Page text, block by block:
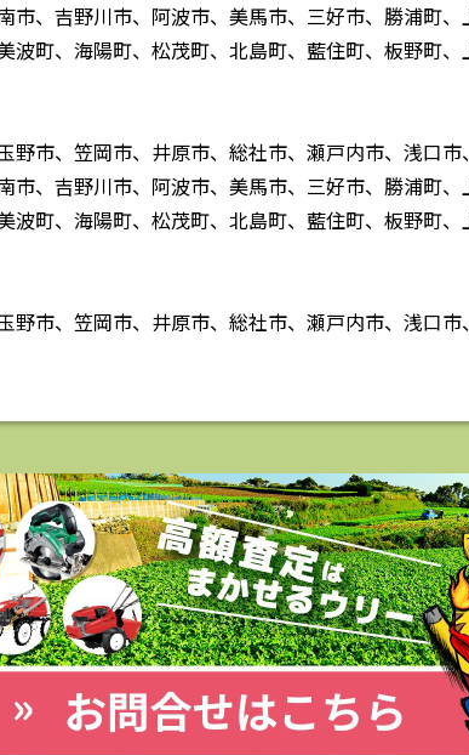
市、吉野川市、阿波市、美馬市、三好市、勝浦町
波町、海陽町、松茂町、北島町、藍住町、板野町
野市、笠岡市、井原市、総社市、瀬戸内市、浅口市
市、吉野川市、阿波市、美馬市、三好市、勝浦町
波町、海陽町、松茂町、北島町、藍住町、板野町
野市、笠岡市、井原市、総社市、瀬戸内市、浅口市